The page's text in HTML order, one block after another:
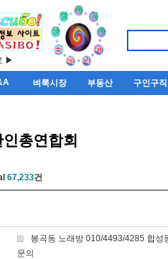
▶
벼룩시장 부동산 구인구직
인총연합회
67,233건
봉곡동 노래방 010/4493/4285 합성
문의